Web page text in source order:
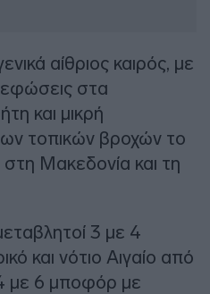
αίθριος καιρός, με
στα
και μικρή
τοπικών βροχών το
Μακεδονία και τη
3 με 4
και νότιο Αιγαίο από
με 6 μποφόρ με